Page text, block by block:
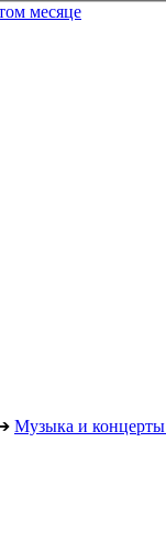
месяце
Музыка и концерты